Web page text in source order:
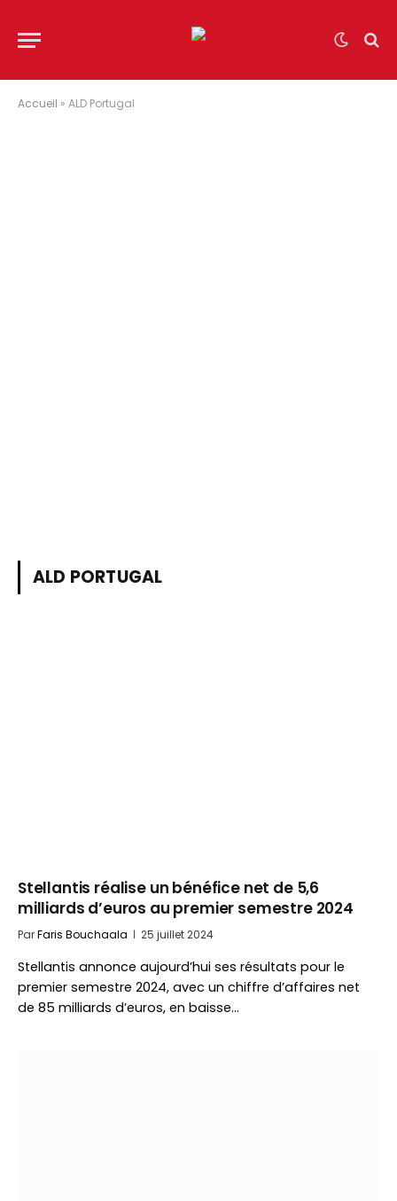
Accueil » ALD Portugal
ALD PORTUGAL
Stellantis réalise un bénéfice net de 5,6
milliards d’euros au premier semestre 2024
ParFaris Bouchaala 25 juillet 2024
Stellantis annonce aujourd’hui ses résultats pour le
premier semestre 2024, avec un chiffre d’affaires net
de 85 milliards d’euros, en baisse…